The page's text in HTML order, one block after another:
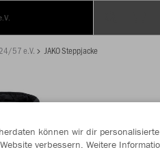
57 e.V. JAKO Steppjacke
können wir dir personalisierte
verbessern. Weitere